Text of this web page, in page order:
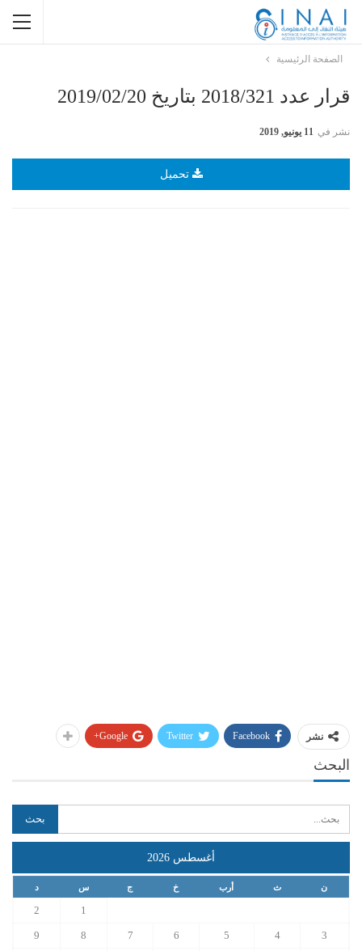
الصفحة الرئيسية
قرار عدد 2018/321 بتاريخ 2019/02/20
نشر في 11 يونيو, 2019
تحميل
نشر Facebook
Twitter
Google+
البحث
أغسطس 2026
ن ث أرب خ ج س د
1
2
3
4
5
6
7
8
9